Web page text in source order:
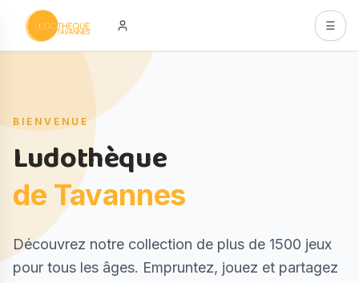
Aller au contenu principal
☰
BIENVENUE
Ludothèque
de Tavannes
Description
Découvrez notre collection de plus de 1500 jeux
pour tous les âges. Empruntez, jouez et partagez